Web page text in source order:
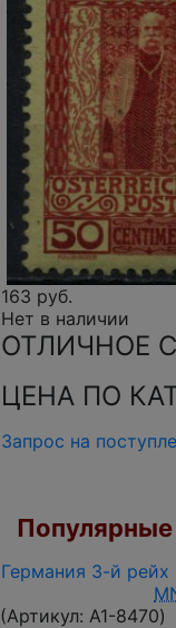
163 руб.
Нет в наличии
ОТЛИЧНОЕ
ЦЕНА ПО
Запрос на
Германия 3-й рейх
(Артикул: A1-8470)